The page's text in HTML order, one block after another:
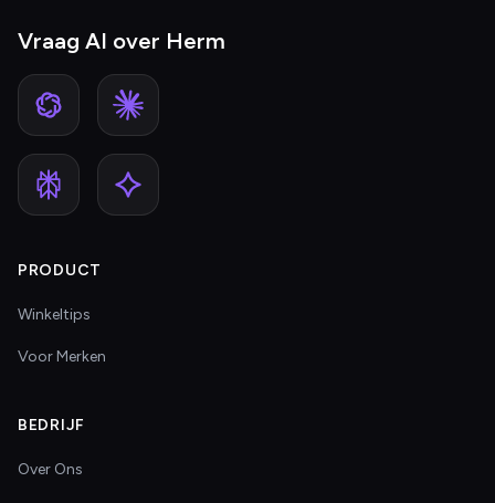
Vraag AI over Herm
PRODUCT
Winkeltips
Voor Merken
BEDRIJF
Over Ons